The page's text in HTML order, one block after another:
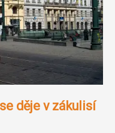
děje v zákulisí